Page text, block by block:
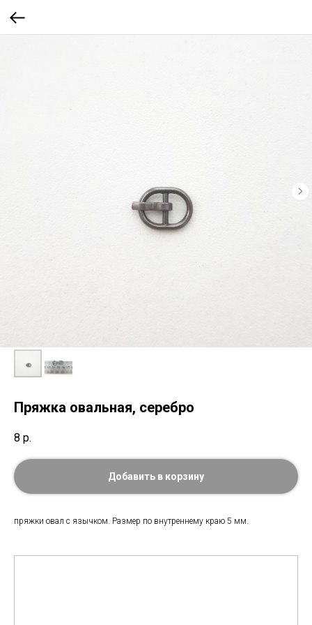
Пряжка овальная, серебро
8 р.
Добавить в корзину
пряжки овал с язычком. Размер по внутреннему краю 5 мм.